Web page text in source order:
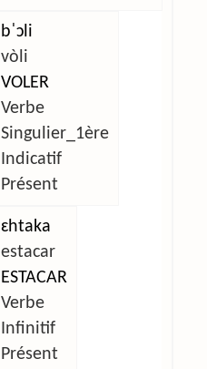
bˈɔli
vòli
VOLER
Verbe
Singulier_1ère
Indicatif
Présent
ɛhtaka
estacar
ESTACAR
Verbe
Infinitif
Présent